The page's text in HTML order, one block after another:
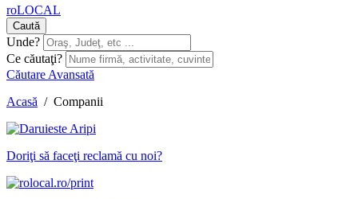
roLOCAL
Caută
Unde?
Ce căutaţi?
Căutare Avansată
Acasă / Companii
Doriţi să faceţi reclamă cu noi?